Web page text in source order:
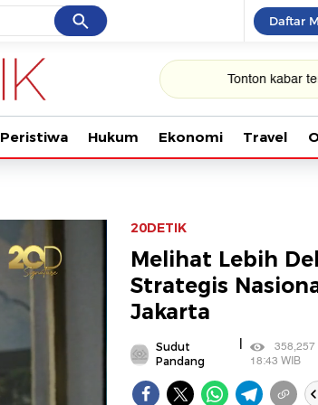
Cancel Daftar
Tonton kabar terbaru
Peristiwa Hukum Ekonomi Travel
20DETIK
Melihat Lebih
Strategis
Jakarta
Sudut
Pandang
|
18:43 WIB